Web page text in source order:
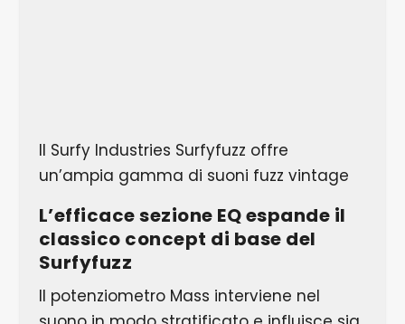
Il Surfy Industries Surfyfuzz offre
un’ampia gamma di suoni fuzz vintage
L’efficace sezione EQ espande il
classico concept di base del
Surfyfuzz
Il potenziometro Mass interviene nel